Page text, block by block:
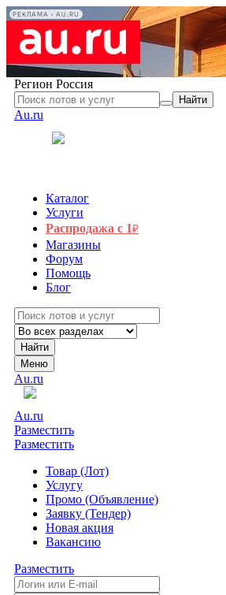
РЕКЛАМА • AU.RU
Регион Россия
Найти
Au.ru
Каталог
Услуги
Распродажа с 1₽
Магазины
Форум
Помощь
Блог
Найти
Меню
Au.ru
Au.ru
Разместить
Разместить
Товар (Лот)
Услугу
Промо (Объявление)
Заявку (Тендер)
Новая акция
Вакансию
Разместить